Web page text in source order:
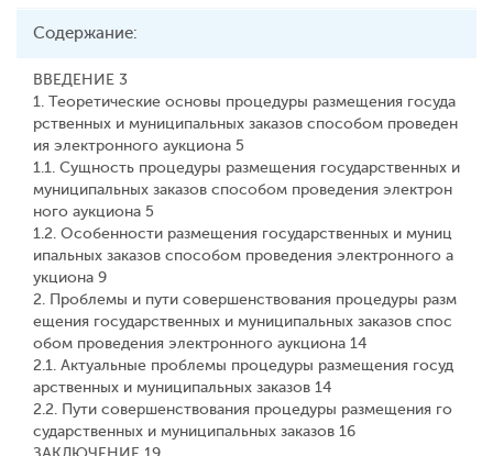
Содержание:
ВВЕДЕНИЕ 3
1. Теоретические основы процедуры размещения госуда
рственных и муниципальных заказов способом проведен
ия электронного аукциона 5
1.1. Сущность процедуры размещения государственных и
муниципальных заказов способом проведения электрон
ного аукциона 5
1.2. Особенности размещения государственных и муниц
ипальных заказов способом проведения электронного а
укциона 9
2. Проблемы и пути совершенствования процедуры разм
ещения государственных и муниципальных заказов спос
обом проведения электронного аукциона 14
2.1. Актуальные проблемы процедуры размещения госуд
арственных и муниципальных заказов 14
2.2. Пути совершенствования процедуры размещения го
сударственных и муниципальных заказов 16